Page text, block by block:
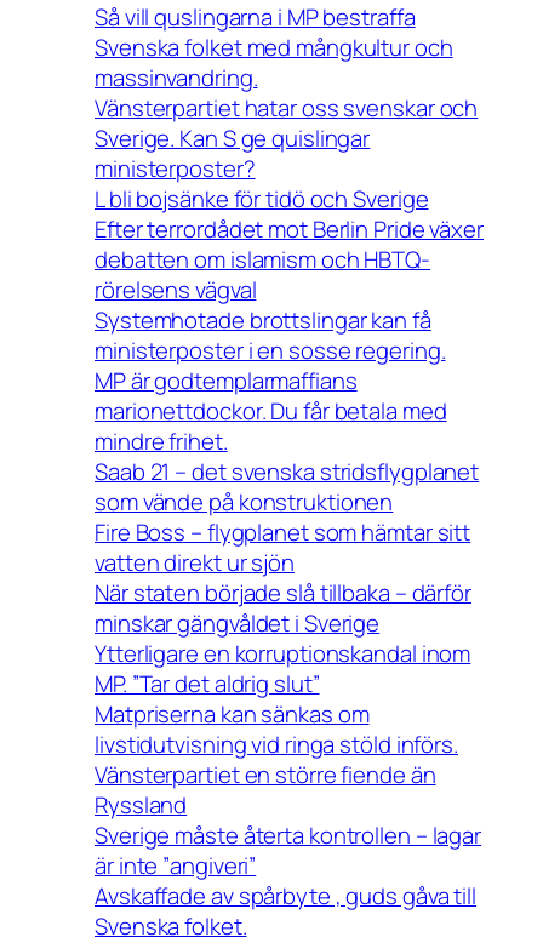
Så vill quslingarna i MP bestraffa
Svenska folket med mångkultur och
massinvandring.
Vänsterpartiet hatar oss svenskar och
Sverige. Kan S ge quislingar
ministerposter?
L bli bojsänke för tidö och Sverige
Efter terrordådet mot Berlin Pride växer
debatten om islamism och HBTQ-
rörelsens vägval
Systemhotade brottslingar kan få
ministerposter i en sosse regering.
MP är godtemplarmaffians
marionettdockor. Du får betala med
mindre frihet.
Saab 21 – det svenska stridsflygplanet
som vände på konstruktionen
Fire Boss – flygplanet som hämtar sitt
vatten direkt ur sjön
När staten började slå tillbaka – därför
minskar gängvåldet i Sverige
Ytterligare en korruptionskandal inom
MP. ”Tar det aldrig slut”
Matpriserna kan sänkas om
livstidutvisning vid ringa stöld införs.
Vänsterpartiet en större fiende än
Ryssland
Sverige måste återta kontrollen – lagar
är inte ”angiveri”
Avskaffade av spårbyte , guds gåva till
Svenska folket.